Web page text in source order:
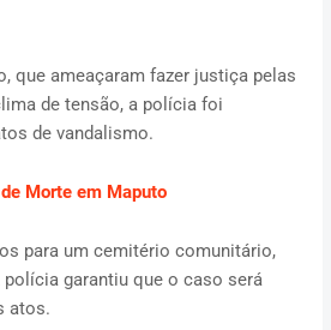
que ameaçaram fazer justiça pelas
de tensão, a polícia foi
de vandalismo.
Morte em Maputo
para um cemitério comunitário,
garantiu que o caso será
atos.